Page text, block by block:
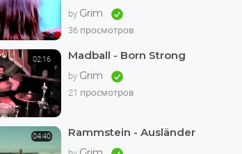
by Grim
36 просмотров
02:16 Madball - Born Strong
by Grim
21 просмотров
04:40 Rammstein - Ausländer